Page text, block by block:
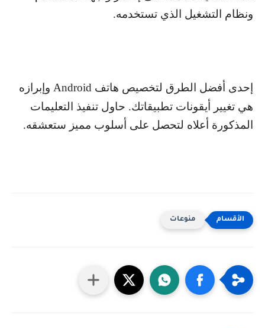
ونظام التشغيل الذي تستخدمه.
إحدى أفضل الطرق لتخصيص هاتف Android وإبرازه
هي تغيير أيقونات تطبيقاتك. حاول تنفيذ التعليمات
المذكورة أعلاه لتحصل على أسلوب مميز ستعشقه.
منوعات